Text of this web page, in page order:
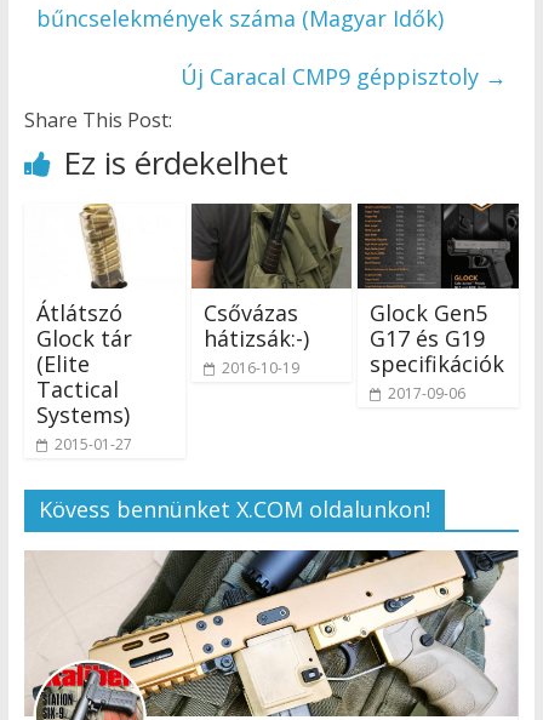
bűncselekmények száma (Magyar Idők)
Új Caracal CMP9 géppisztoly →
Share This Post:
Ez is érdekelhet
Átlátszó
Glock tár
(Elite
Tactical
Systems)
2015-01-27
Csővázas
hátizsák:-)
2016-10-19
Glock Gen5
G17 és G19
specifikációk
2017-09-06
Kövess bennünket X.COM oldalunkon!